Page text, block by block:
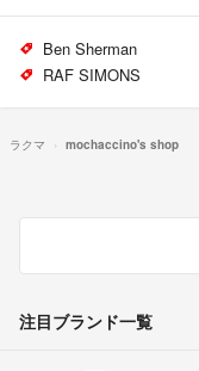
Ben Sherman
RAF SIMONS
ラクマ mochaccino's shop
注目ブランド一覧